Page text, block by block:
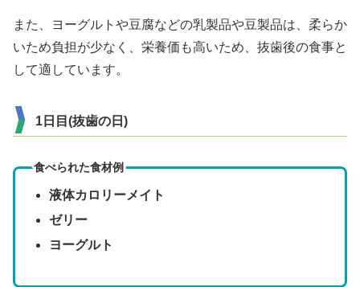
また、ヨーグルトや豆腐などの乳製品や豆製品は、柔らか
いため負担が少なく、栄養価も高いため、抜歯後の食事と
して適しています。
1日目(抜歯の日)
食べられた食材例
液体カロリーメイト
ゼリー
ヨーグルト